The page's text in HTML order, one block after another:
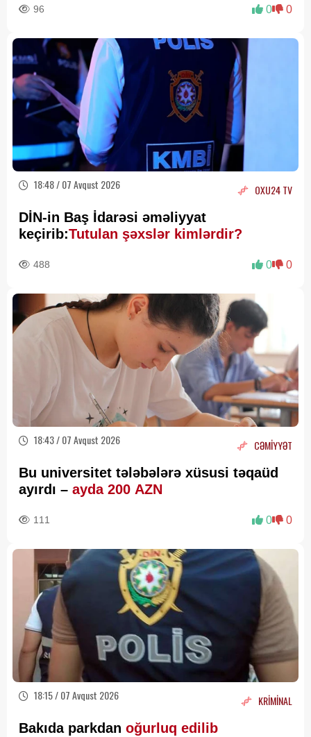
96 0 0
18:48 / 07 Avqust 2026 OXU24 TV
DİN-in Baş İdarəsi əməliyyat
keçirib:Tutulan şəxslər kimlərdir?
488 0 0
18:43 / 07 Avqust 2026 CƏMİYYƏT
Bu universitet tələbələrə xüsusi təqaüd
ayırdı – ayda 200 AZN
111 0 0
18:15 / 07 Avqust 2026 KRİMİNAL
Bakıda parkdan oğurluq edilib